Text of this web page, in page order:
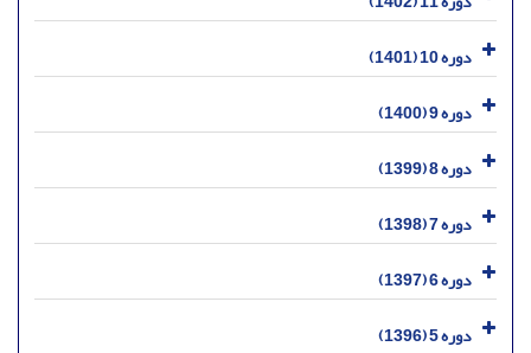
دوره 10 (1401)
دوره 9 (1400)
دوره 8 (1399)
دوره 7 (1398)
دوره 6 (1397)
دوره 5 (1396)